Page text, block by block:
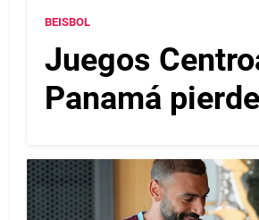
BEISBOL
Juegos
Panamá